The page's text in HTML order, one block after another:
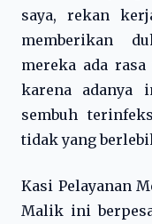
saya, rekan
memberikan
mereka ada
karena adanya
sembuh
tidak yang
Kasi Pelayanan
Malik ini